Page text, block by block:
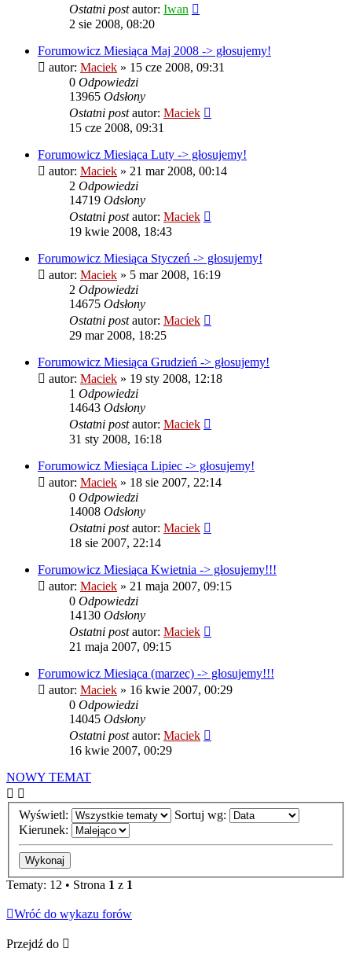
Ostatni postautor: Iwan
2 sie 2008, 08:20
Forumowicz Miesiąca Maj 2008 -> głosujemy!
autor: Maciek » 15 cze 2008, 09:31
0 Odpowiedzi
13965 Odsłony
Ostatni postautor: Maciek
15 cze 2008, 09:31
Forumowicz Miesiąca Luty -> głosujemy!
autor: Maciek » 21 mar 2008, 00:14
2 Odpowiedzi
14719 Odsłony
Ostatni postautor: Maciek
19 kwie 2008, 18:43
Forumowicz Miesiąca Styczeń -> głosujemy!
autor: Maciek » 5 mar 2008, 16:19
2 Odpowiedzi
14675 Odsłony
Ostatni postautor: Maciek
29 mar 2008, 18:25
Forumowicz Miesiąca Grudzień -> głosujemy!
autor: Maciek » 19 sty 2008, 12:18
1 Odpowiedzi
14643 Odsłony
Ostatni postautor: Maciek
31 sty 2008, 16:18
Forumowicz Miesiąca Lipiec -> głosujemy!
autor: Maciek » 18 sie 2007, 22:14
0 Odpowiedzi
14008 Odsłony
Ostatni postautor: Maciek
18 sie 2007, 22:14
Forumowicz Miesiąca Kwietnia -> głosujemy!!!
autor: Maciek » 21 maja 2007, 09:15
0 Odpowiedzi
14130 Odsłony
Ostatni postautor: Maciek
21 maja 2007, 09:15
Forumowicz Miesiąca (marzec) -> głosujemy!!!
autor: Maciek » 16 kwie 2007, 00:29
0 Odpowiedzi
14045 Odsłony
Ostatni postautor: Maciek
16 kwie 2007, 00:29
NOWY TEMAT
Wyświetl:
Sortuj wg:
Kierunek:
Tematy: 12 • Strona 1 z 1
Wróć do wykazu forów
Przejdź do